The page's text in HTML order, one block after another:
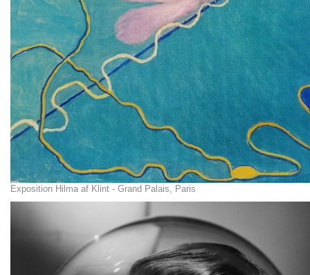
Exposition Hilma af Klint - Grand Palais, Paris